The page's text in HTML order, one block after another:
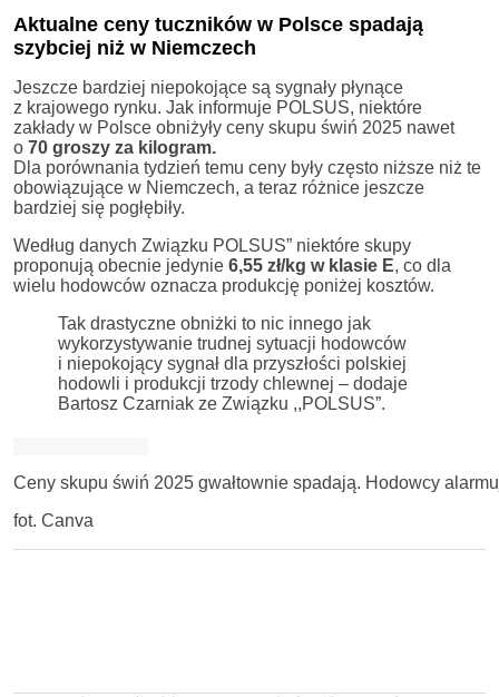
Aktualne ceny tuczników w Polsce spadają
szybciej niż w Niemczech
Jeszcze bardziej niepokojące są sygnały płynące
z krajowego rynku. Jak informuje POLSUS, niektóre
zakłady w Polsce obniżyły ceny skupu świń 2025 nawet
o 70 groszy za kilogram.
Dla porównania tydzień temu ceny były często niższe niż te
obowiązujące w Niemczech, a teraz różnice jeszcze
bardziej się pogłębiły.
Według danych Związku POLSUS” niektóre skupy
proponują obecnie jedynie 6,55 zł/kg w klasie E, co dla
wielu hodowców oznacza produkcję poniżej kosztów.
Tak drastyczne obniżki to nic innego jak
wykorzystywanie trudnej sytuacji hodowców
i niepokojący sygnał dla przyszłości polskiej
hodowli i produkcji trzody chlewnej – dodaje
Bartosz Czarniak ze Związku ,,POLSUS”.
Ceny skupu świń 2025 gwałtownie spadają. Hodowcy
fot. Canva